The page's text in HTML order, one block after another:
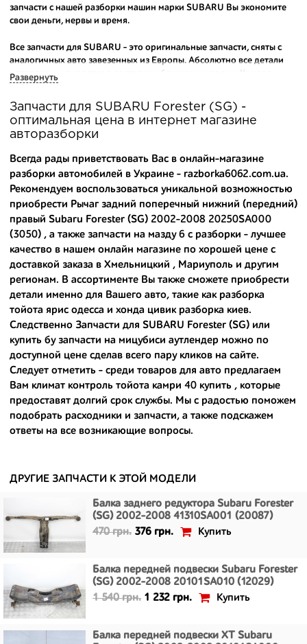
запчасти с нашей разборки машин марки SUBARU Вы экономите
свои деньги, нервы и время.
Все запчасти для SUBARU - это оригинальные запчасти, сняты с
аналогичных авто завезенных из Европы. Абсолютно все детали
исправны и находятся в состоянии близком к новому. Каждая
производителя.
Вашему вниманию предлагаем широкий ассортимент
автозапчастей дляSUBARU Forester (SG) 2002-2008
популярных марок. Мы продаем оригинальные и
высококачественные запчасти, отказываясь от контрафактных
аналогов.
Многие наши оптовые клиенты рекомендуют именно нашу
разборку как надежного и проверенного продавца. Если вам
требуется приобрести оптовую партию деталей для японских
автомобилей, то консультанты нашего интернет-магазина
подберут вам товар и укомплектуют партию. Также мы поможем с
правильным выбором по каталогу автозапчастей.
Купить комплектующие для авто с разборки – хорошее решение.
Ведь наши запчасти:
- доступные по цене;
- сняты только с автомобилей, которые ездили по превосходным
европейским и японским дорогам;
- имеют большой запас прочности и невыробатанный ресурс, и
долго прослужат вам.
Развернуть
Запчасти для SUBARU Forester (SG) -
оптимальная цена в интернет магазине
авторазборки
Всегда рады приветствовать Вас в онлайн-магазине
разборки автомобилей в Украине - razborka6062.com.ua.
Рекомендуем воспользоваться уникальной возможностью
приобрести Рычаг задний поперечный нижний (передний)
правый Subaru Forester (SG) 2002-2008 20250SA000
(3050) , а также запчасти на мазду 6 с разборки - лучшее
качество в нашем онлайн магазине по хорошей цене с
доставкой заказа в Хмельницкий , Мариуполь и другим
регионам. В ассортименте Вы также сможете приобрести
детали именно для Вашего авто, такие как разборка
тойота ярис одесса и хонда цивик разборка киев.
Следственно Запчасти для SUBARU Forester (SG) или
купить бу запчасти на мицубиси аутлендер можно по
доступной цене сделав всего пару кликов на сайте.
Следует отметить - среди товаров для авто предлагаем
Вам климат контроль тойота камри 40 купить , которые
предоставят долгий срок службы. Мы с радостью поможем
подобрать расходники и запчасти, а также подскажем
ответы на все возникающие вопросы.
ДРУГИЕ ЗАПЧАСТИ К ЭТОЙ МОДЕЛИ
Балка заднего редуктора Subaru Forester
(SG) 2002-2008 41310SA001 (20087)
470 грн. 376 грн. Купить
Балка передней подвески Subaru Forester
(SG) 2002-2008 20101SA010 (12029)
1 540 грн. 1 232 грн. Купить
Балка передней подвески XT Subaru